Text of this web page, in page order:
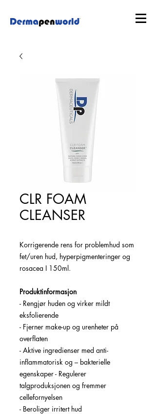
CLR FOAM
CLEANSER
Korrigerende rens for problemhud som
fet/uren hud, hyperpigmenteringer og
rosacea I 150ml.
Produktinformasjon
- Rengjør huden og virker mildt
eksfolierende
- Fjerner make-up og urenheter på
overflaten
- Aktive ingredienser med anti-
inflammatorisk og – bakterielle
egenskaper - Regulerer
talgproduksjonen og fremmer
cellefornyelsen
- Beroliger irritert hud